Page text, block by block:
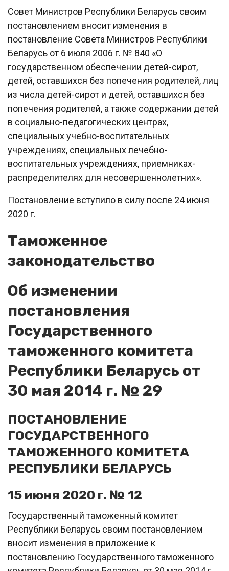
Совет Министров Республики Беларусь своим
постановлением вносит изменения в
постановление Совета Министров Республики
Беларусь от 6 июля 2006 г. № 840 «О
государственном обеспечении детей-сирот,
детей, оставшихся без попечения родителей, лиц
из числа детей-сирот и детей, оставшихся без
попечения родителей, а также содержании детей
в социально-педагогических центрах,
специальных учебно-воспитательных
учреждениях, специальных лечебно-
воспитательных учреждениях, приемниках-
распределителях для несовершеннолетних».
Постановление вступило в силу после 24 июня
2020 г.
Таможенное
законодательство
Об изменении
постановления
Государственного
таможенного комитета
Республики Беларусь от
30 мая 2014 г. № 29
ПОСТАНОВЛЕНИЕ
ГОСУДАРСТВЕННОГО
ТАМОЖЕННОГО КОМИТЕТА
РЕСПУБЛИКИ БЕЛАРУСЬ
15 июня 2020 г. № 12
Государственный таможенный комитет
Республики Беларусь своим постановлением
вносит изменения в приложение к
постановлению Государственного таможенного